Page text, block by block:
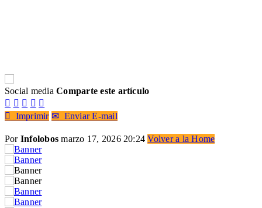
Social media Comparte este artículo
    

Imprimir ✉ Enviar E-mail
Por Infolobos marzo 17, 2026 20:24Volver a la Home